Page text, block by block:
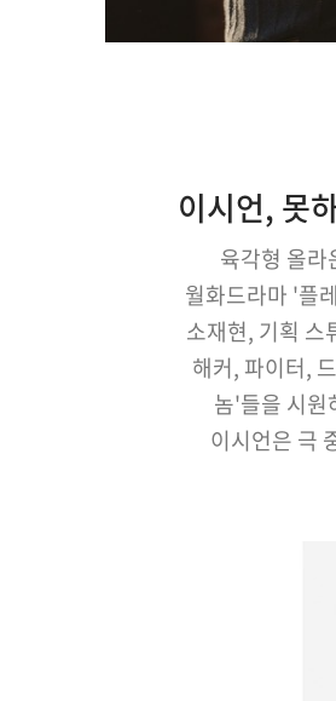
육각형 올
월화드라마 '플
소재현, 기획 스
해커, 파이터,
놈'들을 시원
이시언은 극